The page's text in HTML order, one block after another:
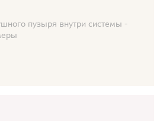
пузыря внутри системы -